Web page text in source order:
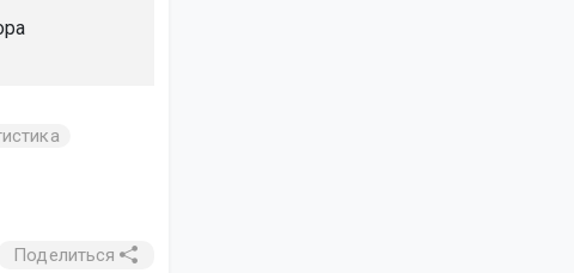
Поделиться